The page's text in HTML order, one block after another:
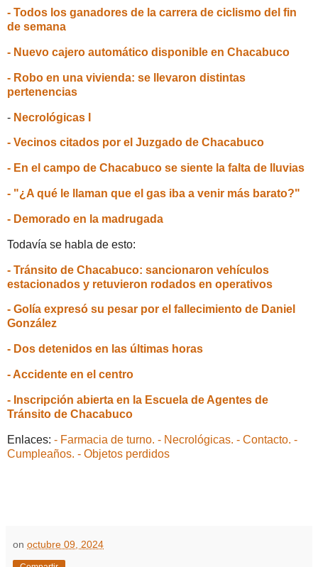
- Todos los ganadores de la carrera de ciclismo del fin
de semana
- Nuevo cajero automático disponible en Chacabuco
- Robo en una vivienda: se llevaron distintas
pertenencias
- Necrológicas I
- Vecinos citados por el Juzgado de Chacabuco
- En el campo de Chacabuco se siente la falta de lluvias
- "¿A qué le llaman que el gas iba a venir más barato?"
- Demorado en la madrugada
Todavía se habla de esto:
- Tránsito de Chacabuco: sancionaron vehículos
estacionados y retuvieron rodados en operativos
- Golía expresó su pesar por el fallecimiento de Daniel
González
- Dos detenidos en las últimas horas
- Accidente en el centro
- Inscripción abierta en la Escuela de Agentes de
Tránsito de Chacabuco
Enlaces: - Farmacia de turno. - Necrológicas. - Contacto. -
Cumpleaños. - Objetos perdidos
on octubre 09, 2024